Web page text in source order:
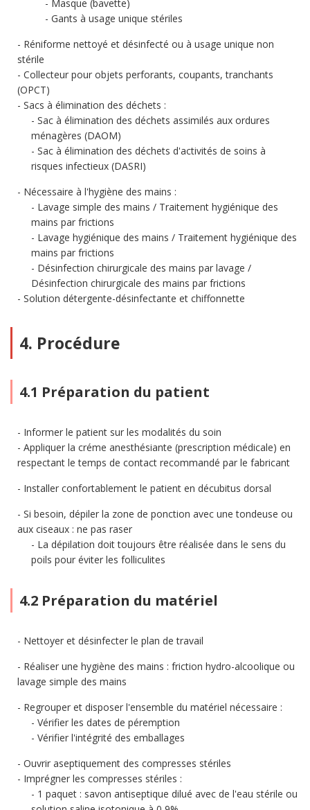
Masque (bavette)
Gants à usage unique stériles
Réniforme nettoyé et désinfecté ou à usage unique non
stérile
Collecteur pour objets perforants, coupants, tranchants
(OPCT)
Sacs à élimination des déchets :
Sac à élimination des déchets assimilés aux ordures
ménagères (DAOM)
Sac à élimination des déchets d'activités de soins à
risques infectieux (DASRI)
Nécessaire à l'hygiène des mains :
Lavage simple des mains / Traitement hygiénique des
mains par frictions
Lavage hygiénique des mains / Traitement hygiénique des
mains par frictions
Désinfection chirurgicale des mains par lavage /
Désinfection chirurgicale des mains par frictions
Solution détergente-désinfectante et chiffonnette
4. Procédure
4.1 Préparation du patient
Informer le patient sur les modalités du soin
Appliquer la créme anesthésiante (prescription médicale) en
respectant le temps de contact recommandé par le fabricant
Installer confortablement le patient en décubitus dorsal
Si besoin, dépiler la zone de ponction avec une tondeuse ou
aux ciseaux : ne pas raser
La dépilation doit toujours être réalisée dans le sens du
poils pour éviter les folliculites
4.2 Préparation du matériel
Nettoyer et désinfecter le plan de travail
Réaliser une hygiène des mains : friction hydro-alcoolique ou
lavage simple des mains
Regrouper et disposer l'ensemble du matériel nécessaire :
Vérifier les dates de péremption
Vérifier l'intégrité des emballages
Ouvrir aseptiquement des compresses stériles
Imprégner les compresses stériles :
1 paquet : savon antiseptique dilué avec de l'eau stérile ou